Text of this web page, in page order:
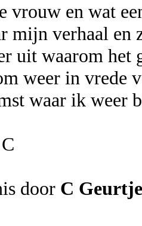
vrouw en wat
mijn verhaal en
uit waarom het
weer in vrede
waar ik weer
door C